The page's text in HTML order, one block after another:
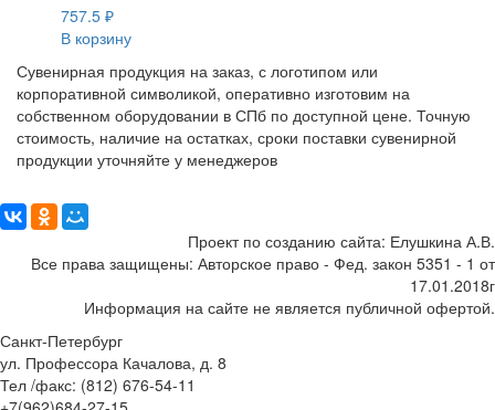
757.5 ₽
В корзину
Сувенирная продукция на заказ, с логотипом или
корпоративной символикой, оперативно изготовим на
собственном оборудовании в СПб по доступной цене. Точную
стоимость, наличие на остатках, сроки поставки сувенирной
продукции уточняйте у менеджеров
Проект по созданию сайта: Елушкина А.В.
Все права защищены: Авторское право - Фед. закон 5351 - 1 от
17.01.2018г
Информация на сайте не является публичной офертой.
Санкт-Петербург
ул. Профессора Качалова, д. 8
Тел /факс: (812) 676-54-11